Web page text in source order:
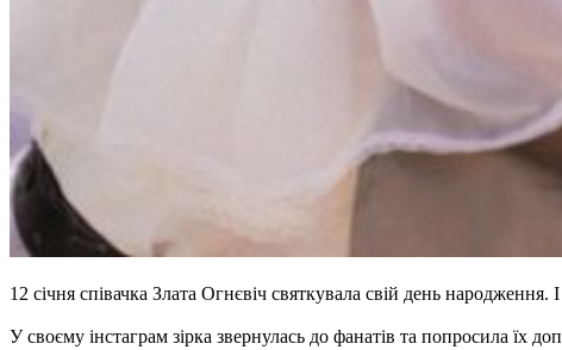
12 січня співачка Злата Огнєвіч святкувала свій день
У своєму інстаграм зірка звернулась до фанатів та попросила їх